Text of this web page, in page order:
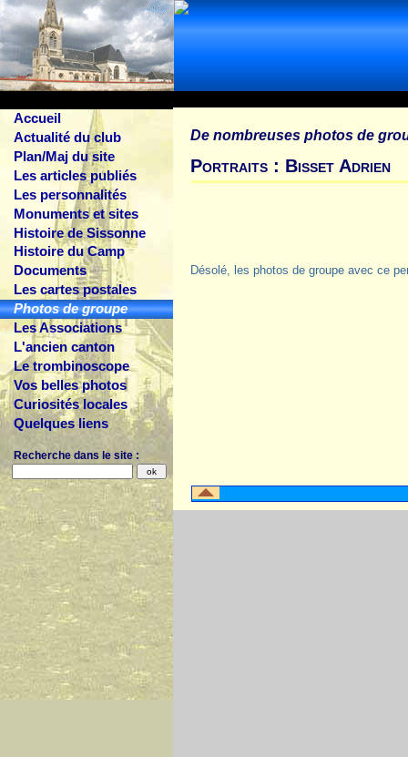
Accueil
Actualité du club
Plan/Maj du site
Les articles publiés
Les personnalités
Monuments et sites
Histoire de Sissonne
Histoire du Camp
Documents
Les cartes postales
Photos de groupe
Les Associations
L'ancien canton
Le trombinoscope
Vos belles photos
Curiosités locales
Quelques liens
Recherche dans le site :
De nombreuses photos de
Portraits : Bisset Adrien
Désolé, les photos de groupe avec ce